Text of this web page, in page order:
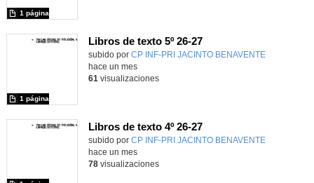
1 página
Libros de texto 5º 26-27
subido por CP INF-PRI JACINTO BENAVENTE
1 página
-
hace un mes
61 visualizaciones
Libros de texto 4º 26-27
subido por CP INF-PRI JACINTO BENAVENTE-
hace un mes
78visualizaciones